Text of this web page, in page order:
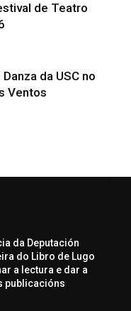
de Teatro
da USC no
Ventos
da Deputación
do Libro de Lugo
a lectura e dar a
publicacións